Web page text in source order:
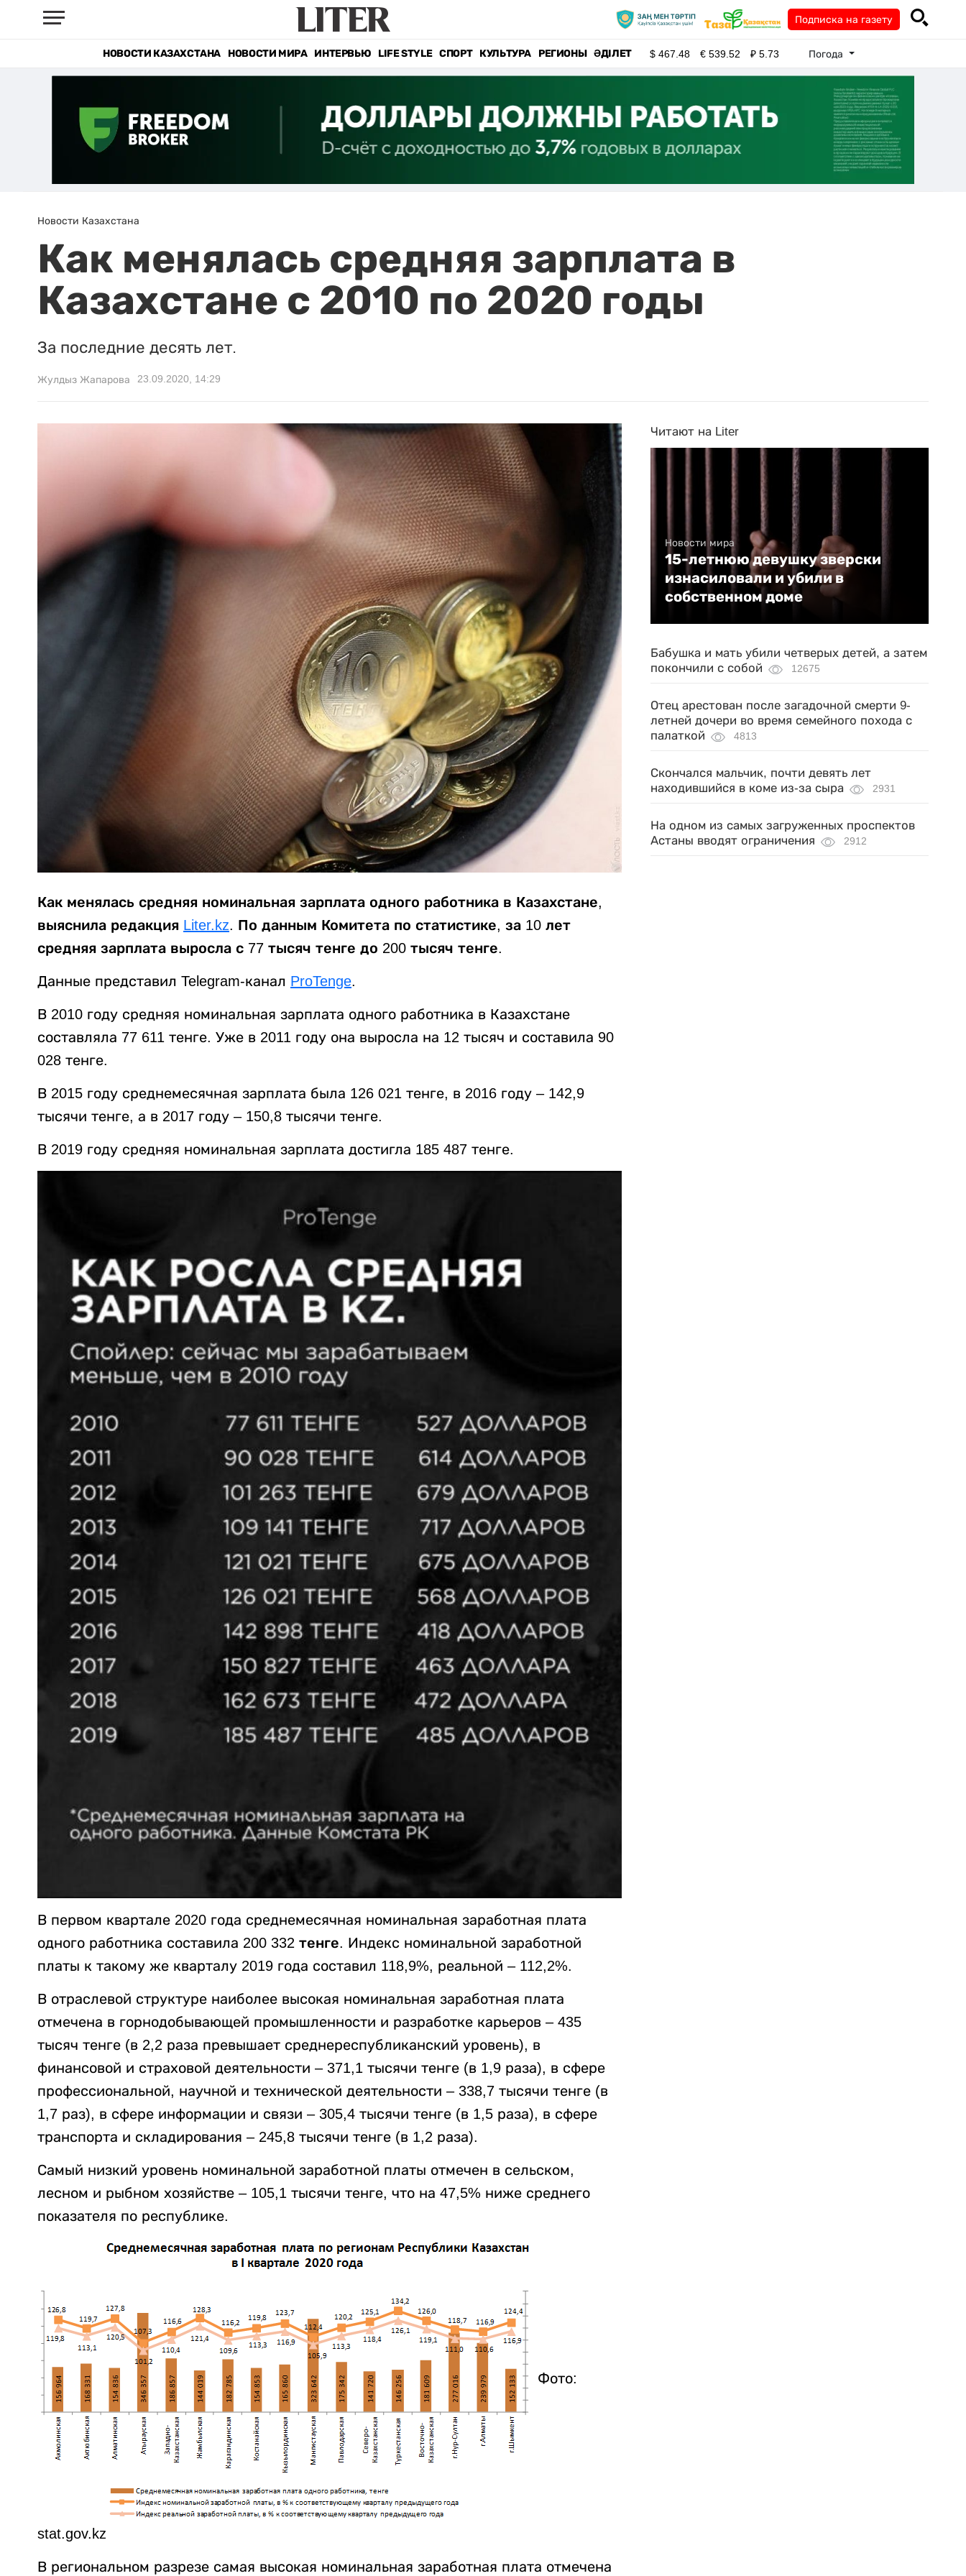
Подписка на газету
НОВОСТИ КАЗАХСТАНА НОВОСТИ МИРА ИНТЕРВЬЮ LIFE STYLE СПОРТ КУЛЬТУРА РЕГИОНЫ ӘДІЛЕТ $467.48 €539.52 ₽5.73 Погода
Новости Казахстана
Как менялась средняя зарплата в
Казахстане с 2010 по 2020 годы
За последние десять лет.
Жулдыз Жапарова 23.09.2020, 14:29
Как менялась средняя номинальная зарплата одного работника в Казахстане,
выяснила редакция Liter.kz. По данным Комитета по статистике, за 10 лет
средняя зарплата выросла с 77 тысяч тенге до 200 тысяч тенге.
Данные представил Telegram-канал ProTenge.
В 2010 году средняя номинальная зарплата одного работника в Казахстане
составляла 77 611 тенге. Уже в 2011 году она выросла на 12 тысяч и составила 90
028 тенге.
В 2015 году среднемесячная зарплата была 126 021 тенге, в 2016 году – 142,9
тысячи тенге, а в 2017 году – 150,8 тысячи тенге.
В 2019 году средняя номинальная зарплата достигла 185 487 тенге.
В первом квартале 2020 года среднемесячная номинальная заработная плата
одного работника составила 200 332 тенге. Индекс номинальной заработной
платы к такому же кварталу 2019 года составил 118,9%, реальной – 112,2%.
В отраслевой структуре наиболее высокая номинальная заработная плата
отмечена в горнодобывающей промышленности и разработке карьеров – 435
тысяч тенге (в 2,2 раза превышает среднереспубликанский уровень), в
финансовой и страховой деятельности – 371,1 тысячи тенге (в 1,9 раза), в сфере
профессиональной, научной и технической деятельности – 338,7 тысячи тенге (в
1,7 раз), в сфере информации и связи – 305,4 тысячи тенге (в 1,5 раза), в сфере
транспорта и складирования – 245,8 тысячи тенге (в 1,2 раза).
Самый низкий уровень номинальной заработной платы отмечен в сельском,
лесном и рыбном хозяйстве – 105,1 тысячи тенге, что на 47,5% ниже среднего
показателя по республике.
Фото:
stat.gov.kz
В региональном разрезе самая высокая номинальная заработная плата отмечена
Читают на Liter
Новости мира
15-летнюю девушку зверски
изнасиловали и убили в
собственном доме
Бабушка и мать убили четверых детей, а затем
покончили с собой
12675
Отец арестован после загадочной смерти 9-
летней дочери во время семейного похода с
палаткой
4813
Скончался мальчик, почти девять лет
находившийся в коме из-за сыра
2931
На одном из самых загруженных проспектов
Астаны вводят ограничения
2912